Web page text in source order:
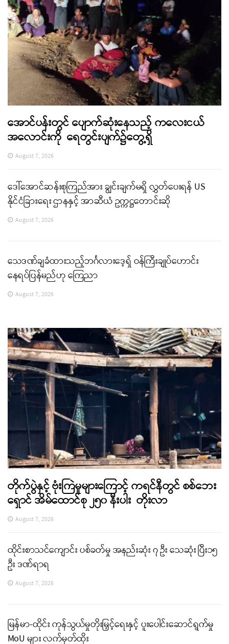
အောင်ပန်းတွင် ပျောက်ဆုံးနေသည့် ကလေးငယ်
အလောင်းကို ရေတွင်းပျက်၌တွေ့ရှိ
August 7, 2026
ဒေါ်အောင်ဆန်းစုကြည်အား ချွင်းချက်မရှိ လွှတ်ပေးရန် US
နိုင်ငံခြားရေး ဌာနနှင့် အာဆီယံ ဥက္ကဋ္ဌတောင်းဆို
August 7, 2026
သေဒဏ်ချခံထားသည့်ဘင်္ဂလားဒေ့ရှ် ဝန်ကြီးချုပ်ဟောင်း
နေရပ်ပြန်မည်ဟု ကြေညာ
August 7, 2026
တိုက်ပွဲနှင့် ဗုံးကြဲမှုများကြောင့် ကရင်နီတွင် စစ်ဘေး
ရှောင် အိမ်ထောင်စု ၂၅၀ နီးပါး တိုးလာ
August 7, 2026
ထိုင်းစာသင်ကျောင်း ပစ်ခတ်မှု အနည်းဆုံး ၇ ဦး သေဆုံး ပြီး၁၅
ဦး ဒဏ်ရာရ
August 7, 2026
မြန်မာ-ထိုင်း ကုန်သွယ်မှုတိုးမြှင့်ရေးနှင့် ပူးပေါင်းဆောင်ရွက်မှု
MoU များ လက်မှတ်ထိုး